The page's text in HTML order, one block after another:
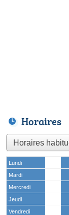
Horaires
Lundi
Mardi
Mercredi
Jeudi
Vendredi